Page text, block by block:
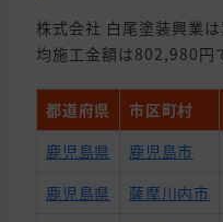
株式会社 白尾塗装興業
均施工金額は802,980円
都道府県 市区町村
鹿児島県
鹿児島市
鹿児島県
薩摩川内市